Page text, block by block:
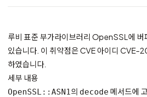
루비 표준 부가라이브러리 OpenSSL에 버
있습니다. 이 취약점은 CVE 아이디 CVE-
하였습니다.
세부 내용
OpenSSL::ASN1의 decode 메서드에